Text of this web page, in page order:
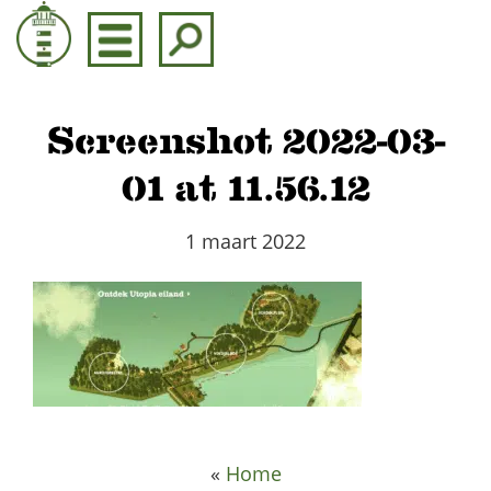
Door
naar
de
inhoud
Screenshot 2022-03-
01 at 11.56.12
1 maart 2022
« Home